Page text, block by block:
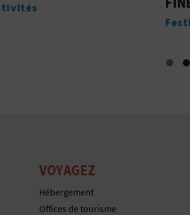
VOYAGEZ
Hébergement
Offices de tourisme